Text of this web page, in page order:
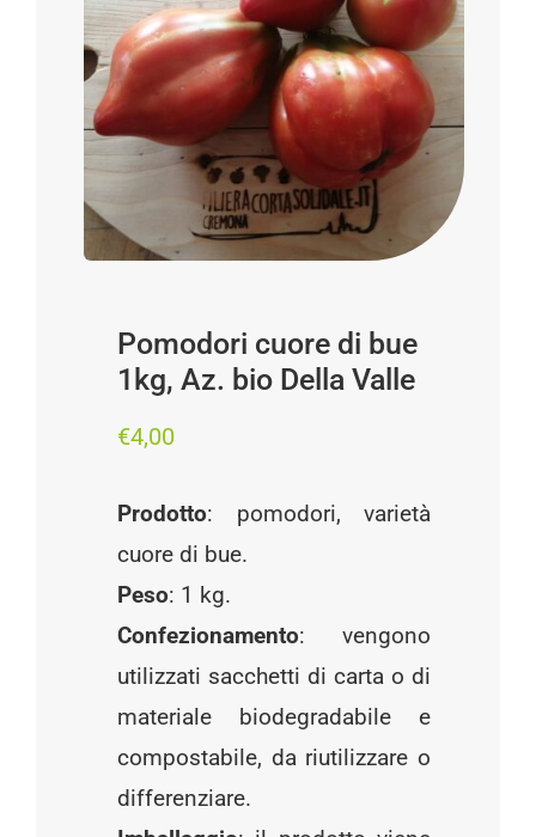
Progetti
I produttori
Pomodori cuore di bue
1kg, Az. bio Della Valle
€4,00
Prodotto: pomodori, varietà
cuore di bue.
Peso: 1 kg.
Confezionamento: vengono
utilizzati sacchetti di carta o di
materiale biodegradabile e
compostabile, da riutilizzare o
differenziare.